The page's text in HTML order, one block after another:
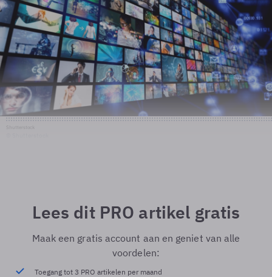
Lees dit PRO artikel gratis
Maak een gratis account aan en geniet van alle
voordelen:
Toegang tot 3 PRO artikelen per maand